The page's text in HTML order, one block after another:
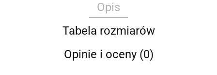
Opis
Tabela rozmiarów
Opinie i oceny (0)